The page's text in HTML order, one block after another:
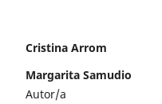
Cristina Arrom
Margarita Samudio
Autor/a